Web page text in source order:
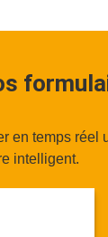
en temps réel
intelligent.